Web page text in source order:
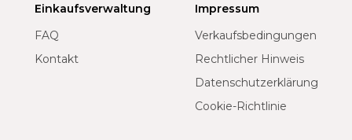
Einkaufsverwaltung
FAQ
Kontakt
Impressum
Verkaufsbedingungen
Rechtlicher Hinweis
Datenschutzerklärung
Cookie-Richtlinie